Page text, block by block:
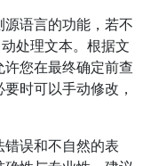
语言的功能，若不
处理文本。根据文
您在最终确定前查
时可以手动修改，
误和不自然的表